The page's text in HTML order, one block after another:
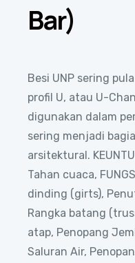
Bar)
Besi UNP sering
profil U, atau U-
digunakan dalam
sering menjadi
arsitektural.
Tahan cuaca,
dinding (girts),
Rangka batang
atap, Penopang
Saluran Air,